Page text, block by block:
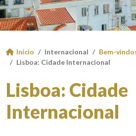
Início Internacional
Bem-
Lisboa: Cidade Internacional
Lisboa: Cidade
Internacional